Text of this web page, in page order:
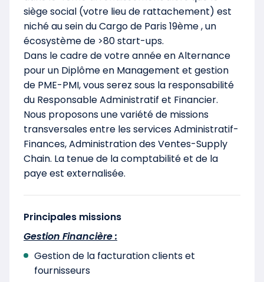
siège social (votre lieu de rattachement) est
niché au sein du Cargo de Paris 19ème , un
écosystème de >80 start-ups.
Dans le cadre de votre année en Alternance
pour un Diplôme en Management et gestion
de PME-PMI, vous serez sous la responsabilité
du Responsable Administratif et Financier.
Nous proposons une variété de missions
transversales entre les services Administratif-
Finances, Administration des Ventes-Supply
Chain. La tenue de la comptabilité et de la
paye est externalisée.
Principales missions
Gestion Financière :
Gestion de la facturation clients et
fournisseurs